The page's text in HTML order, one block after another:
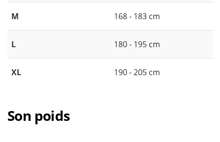
M 168 - 183 cm
L 180 - 195 cm
XL 190 - 205 cm
Son poids